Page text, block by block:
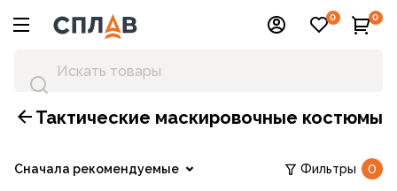
0 0
Тактические маскировочные костюмы
Сначала рекомендуемые Фильтры 0